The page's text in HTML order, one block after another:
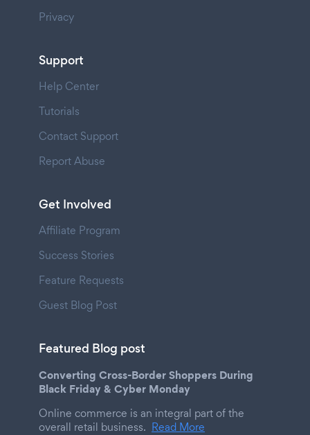
Privacy
Support
Help Center
Tutorials
Contact Support
Report Abuse
Get Involved
Affiliate Program
Success Stories
Feature Requests
Guest Blog Post
Featured Blog post
Converting Cross-Border Shoppers During
Black Friday & Cyber Monday
Online commerce is an integral part of the
overall retail business. Read More